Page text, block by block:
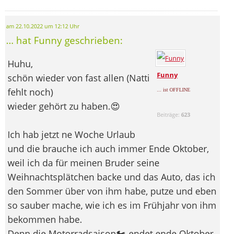
am 22.10.2022 um 12:12 Uhr
... hat Funny geschrieben:
Funny
... ist OFFLINE
Beiträge:623
Huhu,
schön wieder von fast allen (Natti
fehlt noch)
wieder gehört zu haben.😍​
Ich hab jetzt ne Woche Urlaub
und die brauche ich auch immer Ende Oktober,
weil ich da für meinen Bruder seine
Weihnachtsplätchen backe und das Auto, das ich
den Sommer über von ihm habe, putze und eben
so sauber mache, wie ich es im Frühjahr von ihm
bekommen habe.